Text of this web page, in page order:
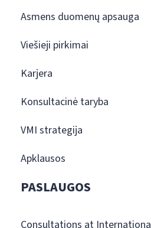
Asmens duomenų apsauga
Viešieji pirkimai
Karjera
Konsultacinė taryba
VMI strategija
Apklausos
PASLAUGOS
Consultations at